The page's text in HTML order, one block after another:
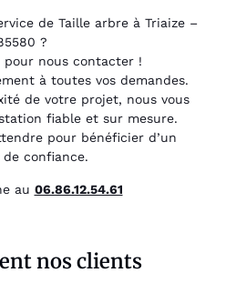
de Taille arbre à Triaize –
?
pour nous contacter !
à toutes vos demandes.
de votre projet, nous vous
fiable et sur mesure.
pour bénéficier d’un
de confiance.
au 06.86.12.54.61
nos clients